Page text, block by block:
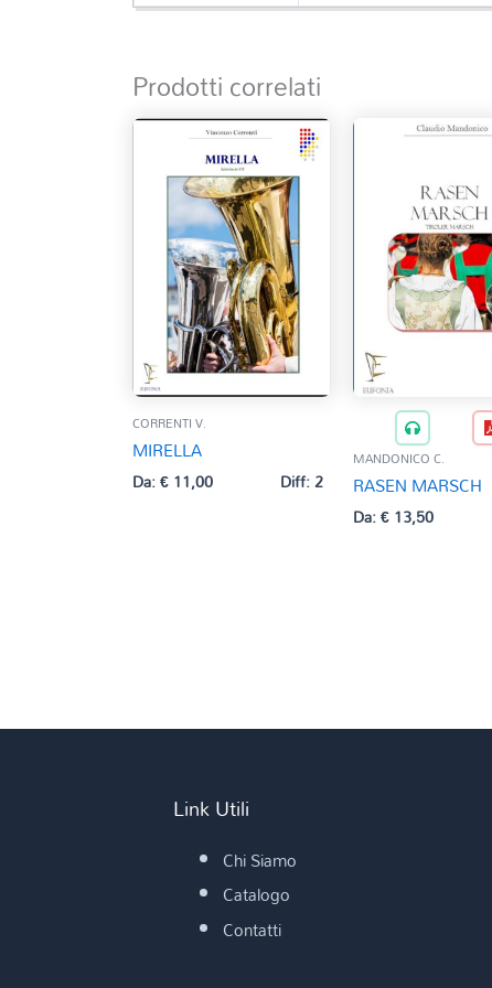
Prodotti correlati
CORRENTI V.
MIRELLA
Da:€11,00 Diff: 2
MANDONICO C.
RASEN MARSCH
Da:€13,50
Link Utili
Chi Siamo
Catalogo
Contatti